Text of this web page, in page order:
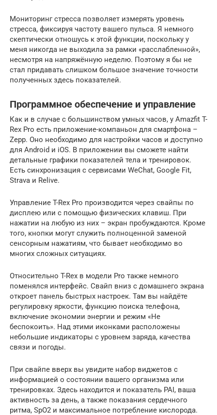
Мониторинг стресса позволяет измерять уровень
стресса, фиксируя частоту вашего пульса. Я немного
скептически отношусь к этой функции, поскольку у
меня никогда не выходила за рамки «расслабленной»,
несмотря на напряжённую неделю. Поэтому я бы не
стал придавать слишком большое значение точности
полученных здесь показателей.
Программное обеспечение и управление
Как и в случае с большинством умных часов, у Amazfit T-
Rex Pro есть приложение-компаньон для смартфона –
Zepp. Оно необходимо для настройки часов и доступно
для Android и iOS. В приложении вы сможете найти
детальные графики показателей тела и тренировок.
Есть синхронизация с сервисами WeChat, Google Fit,
Strava и Relive.
Управление T-Rex Pro производится через свайпы по
дисплею или с помощью физических клавиш. При
нажатии на любую из них – экран пробуждаются. Кроме
того, кнопки могут служить полноценной заменой
сенсорным нажатиям, что бывает необходимо во
многих сложных ситуациях.
Относительно T-Rex в модели Pro также немного
поменялся интерфейс. Свайп вниз с домашнего экрана
откроет панель быстрых настроек. Там вы найдёте
регулировку яркости, функцию поиска телефона,
включение экономии энергии и режим «Не
беспокоить». Над этими иконками расположены
небольшие индикаторы с уровнем заряда, качества
связи и погоды.
При свайпе вверх вы увидите набор виджетов с
информацией о состоянии вашего организма или
тренировках. Здесь находится и показатель PAI, ваша
активность за день, а также показания сердечного
ритма, SpO2 и максимальное потребление кислорода.